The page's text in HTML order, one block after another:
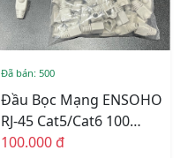
Đã bán: 500
Đầu Bọc Mạng ENSOHO
RJ-45 Cat5/Cat6 100
Cái/túi (EN-RJ45BOOT)
100.000 đ